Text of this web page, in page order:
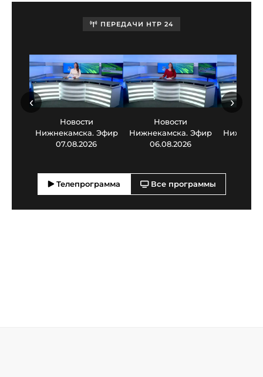
ПЕРЕДАЧИ НТР 24
Новости
Нижнекамска. Эфир
07.08.2026
Новости
Нижнекамска. Эфир
06.08.2026
‹ ›
Телепрограмма Все программы